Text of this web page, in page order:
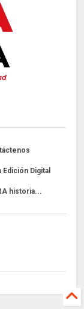
Digital
historia...